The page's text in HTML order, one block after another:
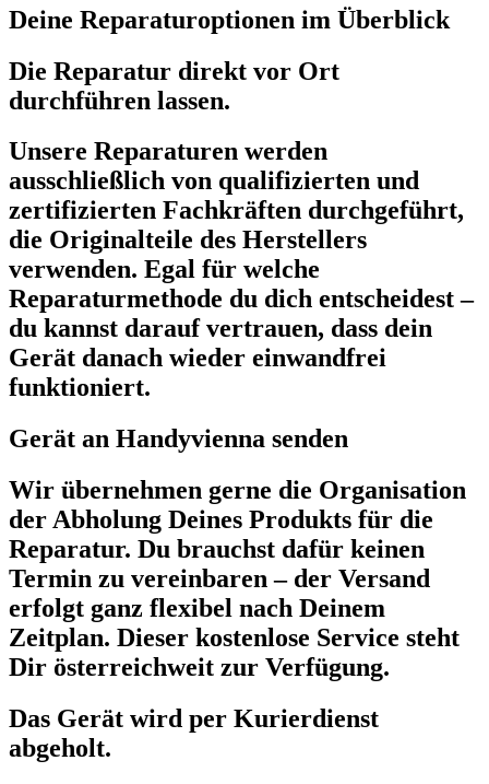
Deine Reparaturoptionen im Überblick
Die Reparatur direkt vor Ort
durchführen lassen.
Unsere Reparaturen werden
ausschließlich von qualifizierten und
zertifizierten Fachkräften durchgeführt,
die Originalteile des Herstellers
verwenden. Egal für welche
Reparaturmethode du dich entscheidest –
du kannst darauf vertrauen, dass dein
Gerät danach wieder einwandfrei
funktioniert.
Gerät an Handyvienna senden
Wir übernehmen gerne die Organisation
der Abholung Deines Produkts für die
Reparatur. Du brauchst dafür keinen
Termin zu vereinbaren – der Versand
erfolgt ganz flexibel nach Deinem
Zeitplan. Dieser kostenlose Service steht
Dir österreichweit zur Verfügung.
Das Gerät wird per Kurierdienst
abgeholt.